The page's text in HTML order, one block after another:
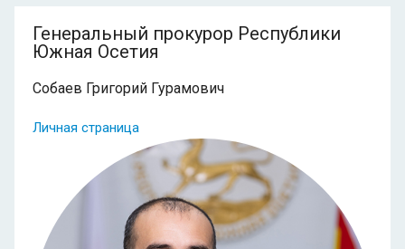
Генеральный прокурор Республики
Южная Осетия
Собаев Григорий Гурамович
Личная страница